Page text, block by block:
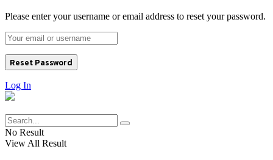
Please enter your username or email address to reset your password.
Log In
No Result
View All Result